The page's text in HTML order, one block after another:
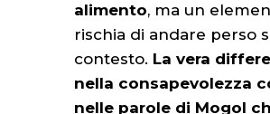
alimento, ma un
rischia di andare perso
contesto. La vera
nella consapevolezza
nelle parole di Mogol